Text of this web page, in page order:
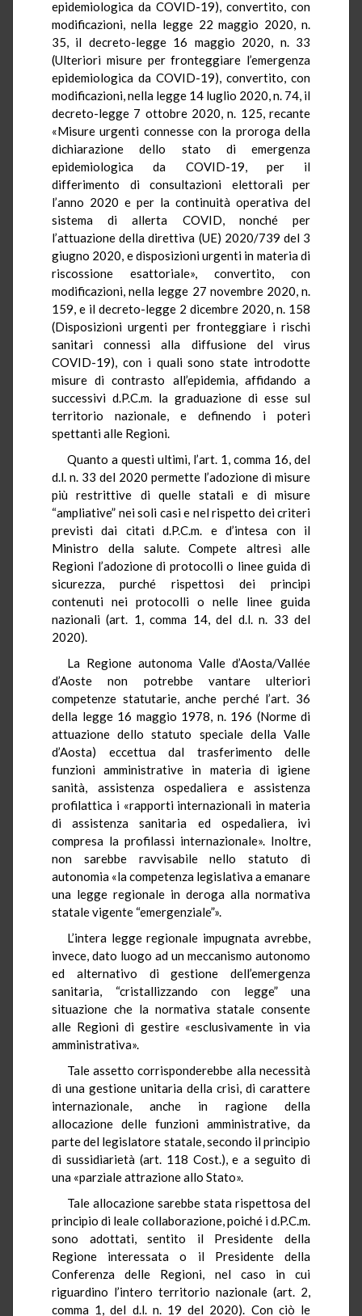
epidemiologica da COVID-19), convertito, con
modificazioni, nella legge 22 maggio 2020, n.
35, il decreto-legge 16 maggio 2020, n. 33
(Ulteriori misure per fronteggiare l’emergenza
epidemiologica da COVID-19), convertito, con
modificazioni, nella legge 14 luglio 2020, n. 74, il
decreto-legge 7 ottobre 2020, n. 125, recante
«Misure urgenti connesse con la proroga della
dichiarazione dello stato di emergenza
epidemiologica da COVID-19, per il
differimento di consultazioni elettorali per
l’anno 2020 e per la continuità operativa del
sistema di allerta COVID, nonché per
l’attuazione della direttiva (UE) 2020/739 del 3
giugno 2020, e disposizioni urgenti in materia di
riscossione esattoriale», convertito, con
modificazioni, nella legge 27 novembre 2020, n.
159, e il decreto-legge 2 dicembre 2020, n. 158
(Disposizioni urgenti per fronteggiare i rischi
sanitari connessi alla diffusione del virus
COVID-19), con i quali sono state introdotte
misure di contrasto all’epidemia, affidando a
successivi d.P.C.m. la graduazione di esse sul
territorio nazionale, e definendo i poteri
spettanti alle Regioni.
Quanto a questi ultimi, l’art. 1, comma 16, del
d.l. n. 33 del 2020 permette l’adozione di misure
più restrittive di quelle statali e di misure
“ampliative” nei soli casi e nel rispetto dei criteri
previsti dai citati d.P.C.m. e d’intesa con il
Ministro della salute. Compete altresì alle
Regioni l’adozione di protocolli o linee guida di
sicurezza, purché rispettosi dei principi
contenuti nei protocolli o nelle linee guida
nazionali (art. 1, comma 14, del d.l. n. 33 del
2020).
La Regione autonoma Valle d’Aosta/Vallée
d’Aoste non potrebbe vantare ulteriori
competenze statutarie, anche perché l’art. 36
della legge 16 maggio 1978, n. 196 (Norme di
attuazione dello statuto speciale della Valle
d’Aosta) eccettua dal trasferimento delle
funzioni amministrative in materia di igiene
sanità, assistenza ospedaliera e assistenza
profilattica i «rapporti internazionali in materia
di assistenza sanitaria ed ospedaliera, ivi
compresa la profilassi internazionale». Inoltre,
non sarebbe ravvisabile nello statuto di
autonomia «la competenza legislativa a emanare
una legge regionale in deroga alla normativa
statale vigente “emergenziale”».
L’intera legge regionale impugnata avrebbe,
invece, dato luogo ad un meccanismo autonomo
ed alternativo di gestione dell’emergenza
sanitaria, “cristallizzando con legge” una
situazione che la normativa statale consente
alle Regioni di gestire «esclusivamente in via
amministrativa».
Tale assetto corrisponderebbe alla necessità
di una gestione unitaria della crisi, di carattere
internazionale, anche in ragione della
allocazione delle funzioni amministrative, da
parte del legislatore statale, secondo il principio
di sussidiarietà (art. 118 Cost.), e a seguito di
una «parziale attrazione allo Stato».
Tale allocazione sarebbe stata rispettosa del
principio di leale collaborazione, poiché i d.P.C.m.
sono adottati, sentito il Presidente della
Regione interessata o il Presidente della
Conferenza delle Regioni, nel caso in cui
riguardino l’intero territorio nazionale (art. 2,
comma 1, del d.l. n. 19 del 2020). Con ciò le